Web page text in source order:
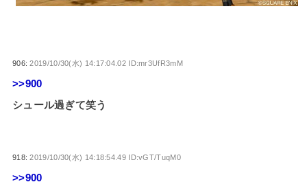
906:2019/10/30(水) 14:17:04.02 ID:mr3UfR3mM
>>900
シュール過ぎて笑う
918:2019/10/30(水) 14:18:54.49 ID:vGT/TuqM0
>>900